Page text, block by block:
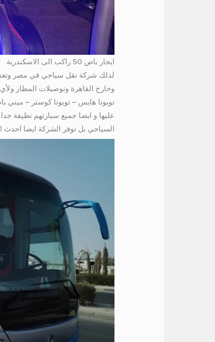
ايجار باص 50 راكب الى الاسكندرية
لذلك شركة نقل سياحي في مصر
وخارج القاهرة وتوصيلات المطار
عليها و ايضا جميع سيارتهم نظيفة
السياحي بل توفر الشركة ايضا احدث